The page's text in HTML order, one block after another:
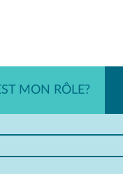
MON RÔLE?